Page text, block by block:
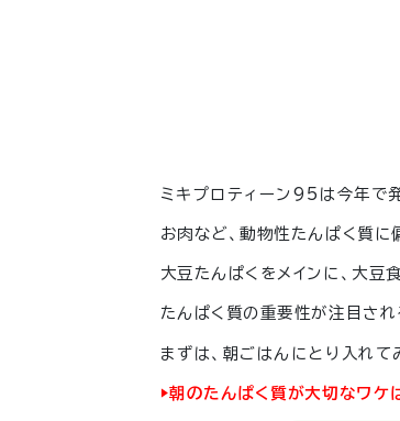
ミキプロティーン95は今年で
お肉など、動物性たんぱく質
大豆たんぱくをメインに、大豆
たんぱく質の重要性が注目され
まずは、朝ごはんにとり入れて
▶︎朝のたんぱく質が大切なワケ